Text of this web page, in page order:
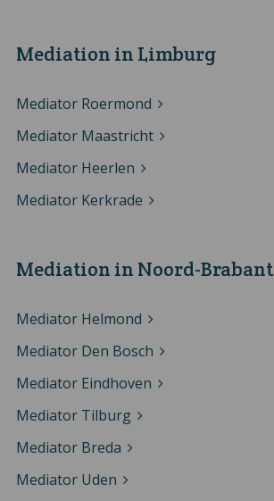
Mediation in Noord-Brabant
Mediator Helmond
Mediator Den Bosch
Mediator Eindhoven
Mediator Tilburg
Mediator Breda
Mediator Uden
Mediation in Limburg
Mediator Roermond
Mediator Maastricht
Mediator Heerlen
Mediator Kerkrade